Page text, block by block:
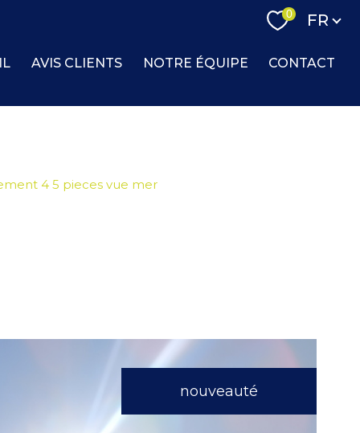
0 Langue
FR
AVIS CLIENTS NOTRE ÉQUIPE CONTACT
4 5 pieces vue mer
nouveauté